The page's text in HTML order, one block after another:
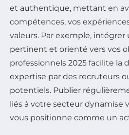
et authentique, mettant en
compétences, vos
valeurs. Par exemple, intégrer
pertinent et orienté vers vos
professionnels 2025 facilite la
expertise par des recruteurs
potentiels. Publier
liés à votre secteur dynamise
vous positionne comme un